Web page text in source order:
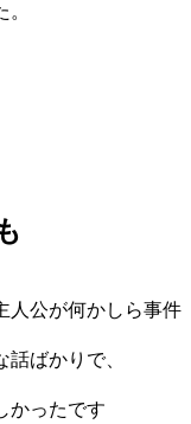
人公が何かしら事件
ばかりで、
かったです